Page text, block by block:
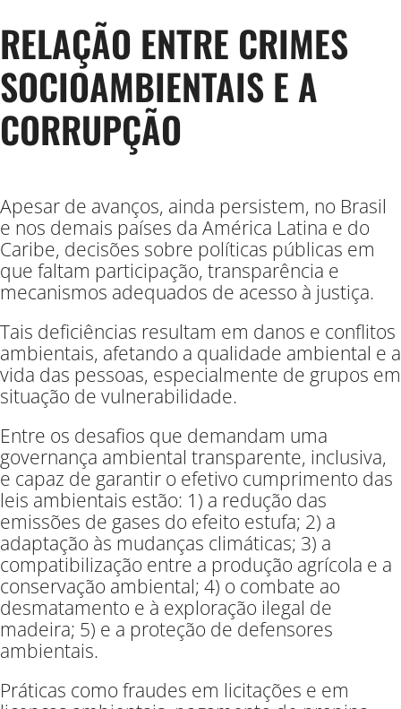
RELAÇÃO ENTRE CRIMES
SOCIOAMBIENTAIS E A
CORRUPÇÃO
Apesar de avanços, ainda persistem, no Brasil
e nos demais países da América Latina e do
Caribe, decisões sobre políticas públicas em
que faltam participação, transparência e
mecanismos adequados de acesso à justiça.
Tais deficiências resultam em danos e conflitos
ambientais, afetando a qualidade ambiental e a
vida das pessoas, especialmente de grupos em
situação de vulnerabilidade.
Entre os desafios que demandam uma
governança ambiental transparente, inclusiva,
e capaz de garantir o efetivo cumprimento das
leis ambientais estão: 1) a redução das
emissões de gases do efeito estufa; 2) a
adaptação às mudanças climáticas; 3) a
compatibilização entre a produção agrícola e a
conservação ambiental; 4) o combate ao
desmatamento e à exploração ilegal de
madeira; 5) e a proteção de defensores
ambientais.
Práticas como fraudes em licitações e em